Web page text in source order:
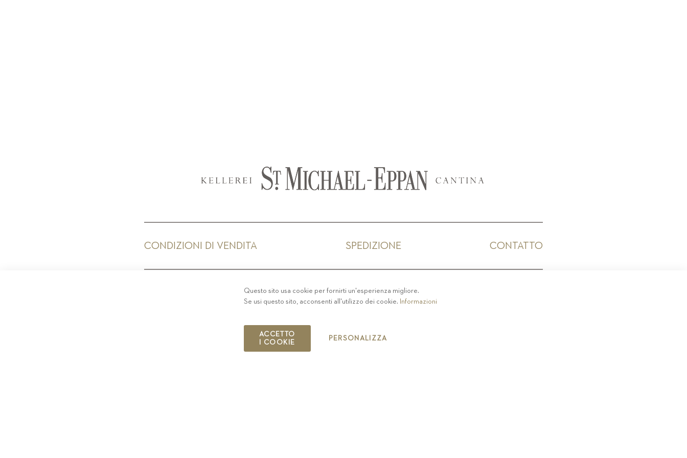
CONDIZIONI DI VENDITA SPEDIZIONE CONTATTO
PRIVACY -COLOPHON -COOKIE POLICY-CODICE ETICO
COPYRIGHT 2019 ST.MICHAEL - EPPAN
Questo sito usa cookie per fornirti un'esperienza migliore.
Se usi questo sito, acconsenti all'utilizzo dei cookie. Informazioni
ACCETTO
I COOKIE
PERSONALIZZA